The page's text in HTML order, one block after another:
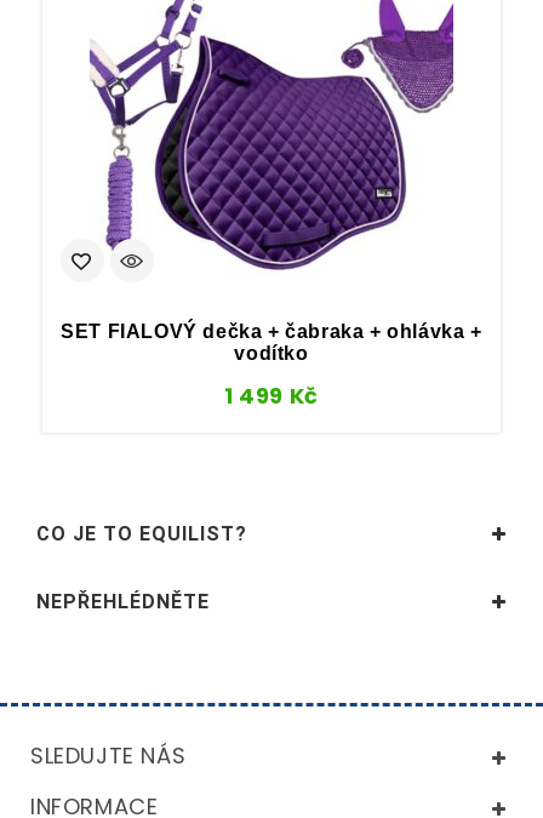
SET FIALOVÝ dečka + čabraka + ohlávka +
vodítko
1 499 Kč
CO JE TO EQUILIST?
NEPŘEHLÉDNĚTE
SLEDUJTE NÁS
INFORMACE